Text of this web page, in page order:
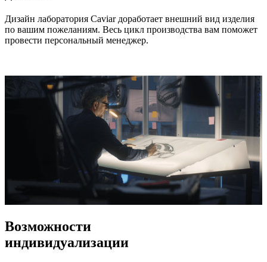
Дизайн лаборатория Caviar доработает внешний вид изделия
по вашим пожеланиям. Весь цикл производства вам поможет
провести персональный менеджер.
Возможности
индивидуализации